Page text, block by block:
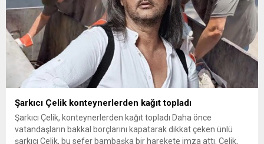
Şarkıcı Çelik konteynerlerden kağıt topladı
Şarkıcı Çelik, konteynerlerden kağıt topladı Daha önce
vatandaşların bakkal borçlarını kapatarak dikkat çeken ünlü
şarkıcı Çelik, bu sefer bambaşka bir harekete imza attı. Çelik,